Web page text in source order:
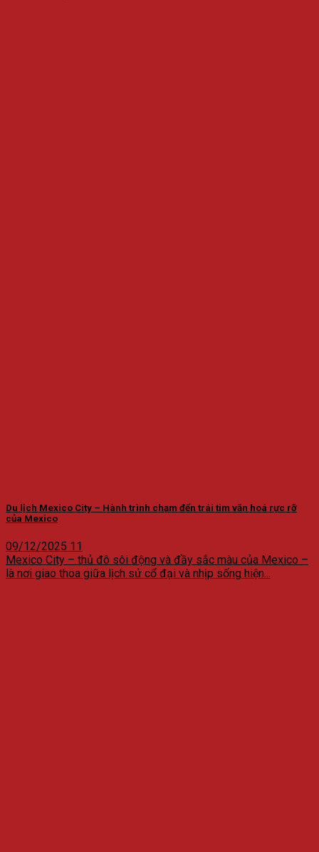
Du lịch Mexico City – Hành trình chạm đến trái tim văn hoá rực rỡ
của Mexico
09/12/2025 11
Mexico City – thủ đô sôi động và đầy sắc màu của Mexico –
là nơi giao thoa giữa lịch sử cổ đại và nhịp sống hiện...